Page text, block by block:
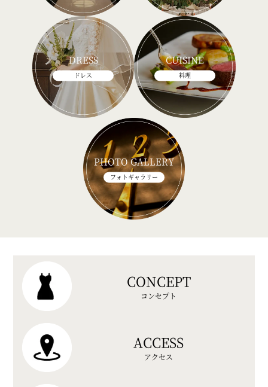
DRESS
ドレス
CUISINE
料理
PHOTO GALLERY
フォトギャラリー
CONCEPT
コンセプト
ACCESS
アクセス